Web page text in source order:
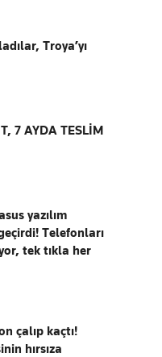
Troya’yı
7 AYDA TESLİM
yazılım
Telefonları
tek tıkla her
çalıp kaçtı!
hırsıza